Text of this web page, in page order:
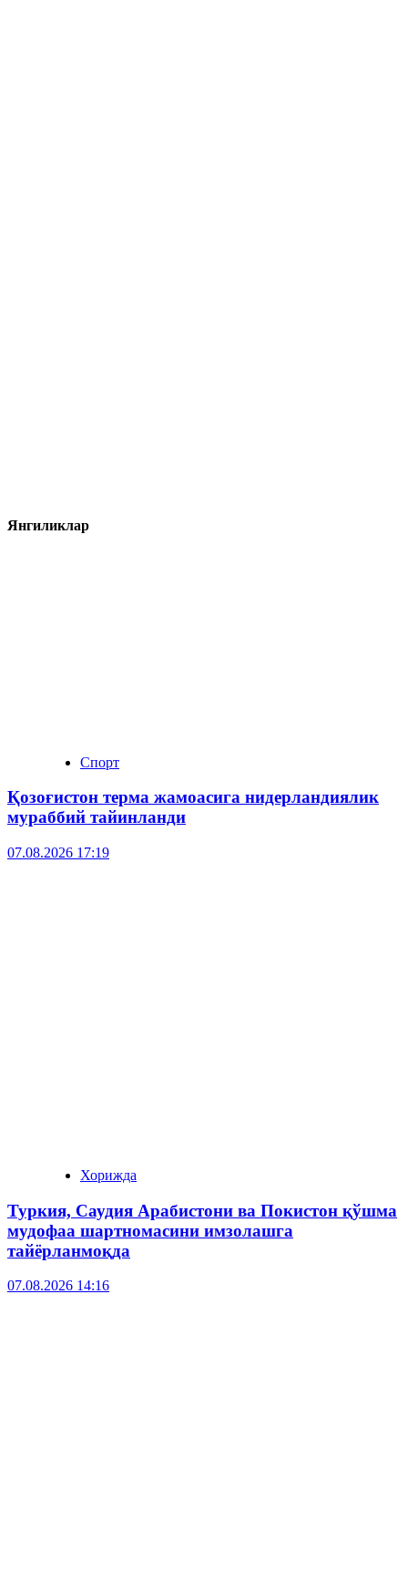
Янгиликлар
Спорт
Қозоғистон терма жамоасига нидерландиялик
мураббий тайинланди
07.08.2026 17:19
Хорижда
Туркия, Саудия Арабистони ва Покистон қўшма
мудофаа шартномасини имзолашга
тайёрланмоқда
07.08.2026 14:16